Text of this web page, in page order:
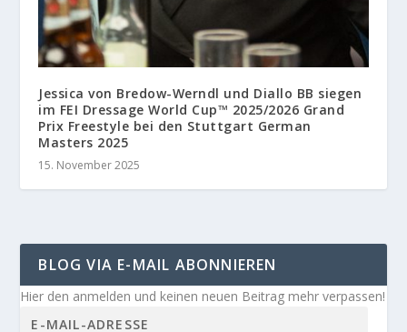
Jessica von Bredow-Werndl und Diallo BB siegen
im FEI Dressage World Cup™ 2025/2026 Grand
Prix Freestyle bei den Stuttgart German
Masters 2025
15. November 2025
BLOG VIA E-MAIL ABONNIEREN
Hier den anmelden und keinen neuen Beitrag mehr verpassen!